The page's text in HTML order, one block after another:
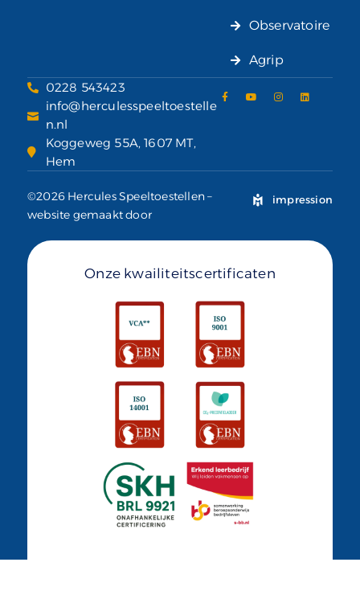
Observatoire
Agrip
0228 543423
info@herculesspeeltoestelle
n.nl
Koggeweg 55A, 1607 MT,
Hem
©2026 Hercules Speeltoestellen –
website gemaakt door
impression
Onze kwailiteitscertificaten